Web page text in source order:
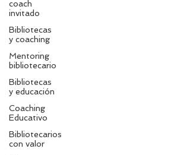
coach
invitado
Bibliotecas
y coaching
Mentoring
bibliotecario
Bibliotecas
y educación
Coaching
Educativo
Bibliotecarios
con valor